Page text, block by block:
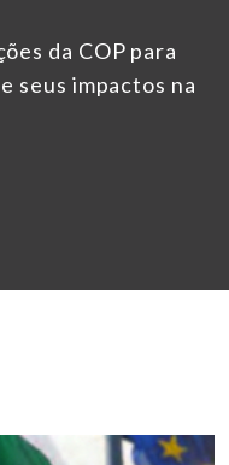
da COP para
seus impactos na